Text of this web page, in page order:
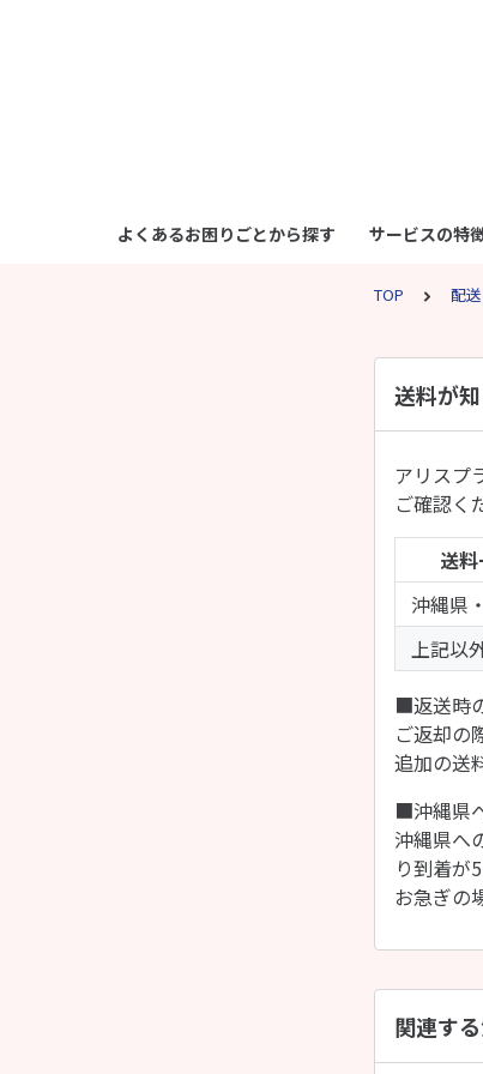
よくあるお困りごとから探す サービスの特
TOP 配送
送料が
アリスプ
ご確認く
送
沖縄県
上記以
■返送時
ご返却の
追加の送
■沖縄県
沖縄県へ
り到着が
お急ぎの
関連す